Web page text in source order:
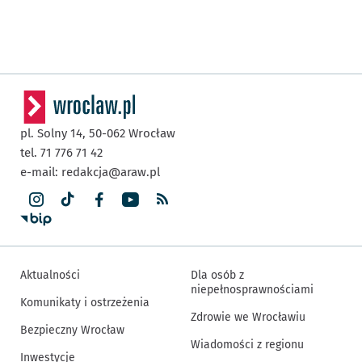
pl. Solny 14, 50-062 Wrocław
tel. 71 776 71 42
e-mail: redakcja@araw.pl
Aktualności
Komunikaty i ostrzeżenia
Bezpieczny Wrocław
Inwestycje
Dla osób z
niepełnosprawnościami
Zdrowie we Wrocławiu
Wiadomości z regionu